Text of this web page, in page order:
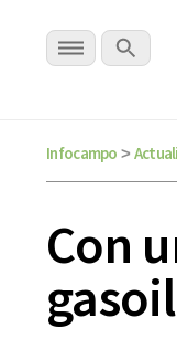
Infocampo >
Con
gasoil